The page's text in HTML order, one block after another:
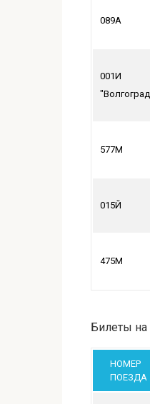
089А
001И
577М
015Й
475М
Билеты
НОМЕР
ПОЕЗДА